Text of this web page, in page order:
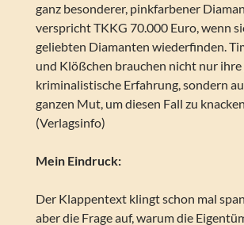
ganz besonderer, pinkfarbener
verspricht TKKG 70.000 Euro, wenn
geliebten Diamanten wiederfinden.
und Klößchen brauchen nicht nur ihre
kriminalistische Erfahrung, sondern
ganzen Mut, um diesen Fall zu
(Verlagsinfo)
Mein Eindruck:
Der Klappentext klingt schon mal
aber die Frage auf, warum die